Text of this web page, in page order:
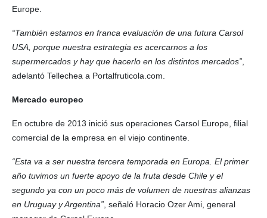
Europe.
“También estamos en franca evaluación de una futura Carsol
USA, porque nuestra estrategia es acercarnos a los
supermercados y hay que hacerlo en los distintos mercados”
adelantó Tellechea a Portalfruticola.com.
Mercado europeo
En octubre de 2013 inició sus operaciones Carsol Europe, filial
comercial de la empresa en el viejo continente.
“Esta va a ser nuestra tercera temporada en Europa. El primer
año tuvimos un fuerte apoyo de la fruta desde Chile y el
segundo ya con un poco más de volumen de nuestras alianzas
en Uruguay y Argentina” , señaló Horacio Ozer Ami, general